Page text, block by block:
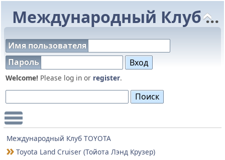
Международный Клуб TOYOTA
Имя пользователя
Пароль
Welcome! Please log in or register.
Main Menu
Международный Клуб TOYOTA
Toyota Land Cruiser (Тойота Лэнд Крузер)